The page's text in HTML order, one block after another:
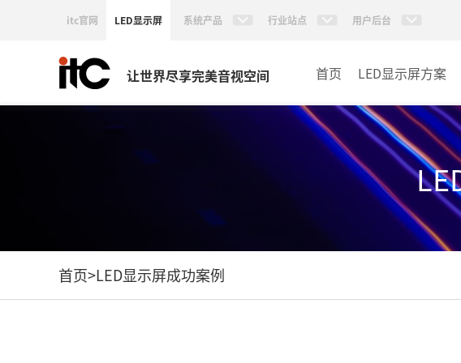
itc官网 LED显示屏 系统产品 行业站点 用户后台
让世界尽享完美音视空间 首页 LED显示屏方案
首页>LED显示屏成功案例